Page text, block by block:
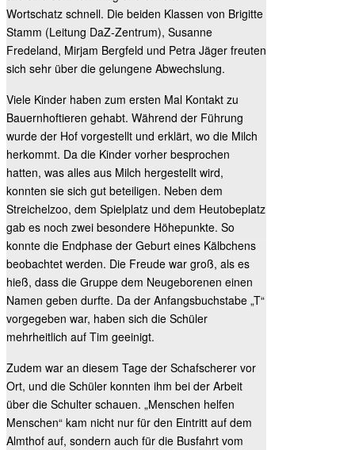
Wortschatz schnell. Die beiden Klassen von Brigitte
Stamm (Leitung DaZ-Zentrum), Susanne
Fredeland, Mirjam Bergfeld und Petra Jäger freuten
sich sehr über die gelungene Abwechslung.
Viele Kinder haben zum ersten Mal Kontakt zu
Bauernhoftieren gehabt. Während der Führung
wurde der Hof vorgestellt und erklärt, wo die Milch
herkommt. Da die Kinder vorher besprochen
hatten, was alles aus Milch hergestellt wird,
konnten sie sich gut beteiligen. Neben dem
Streichelzoo, dem Spielplatz und dem Heutobeplatz
gab es noch zwei besondere Höhepunkte. So
konnte die Endphase der Geburt eines Kälbchens
beobachtet werden. Die Freude war groß, als es
hieß, dass die Gruppe dem Neugeborenen einen
Namen geben durfte. Da der Anfangsbuchstabe „T“
vorgegeben war, haben sich die Schüler
mehrheitlich auf Tim geeinigt.
Zudem war an diesem Tage der Schafscherer vor
Ort, und die Schüler konnten ihm bei der Arbeit
über die Schulter schauen. „Menschen helfen
Menschen“ kam nicht nur für den Eintritt auf dem
Almthof auf, sondern auch für die Busfahrt vom